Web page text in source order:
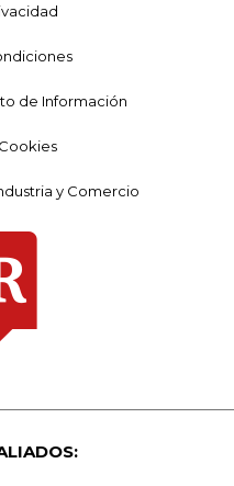
de Información
y Comercio